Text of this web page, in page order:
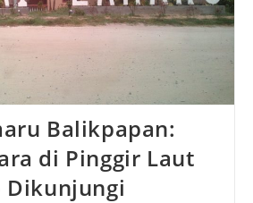
Balikpapan:
di Pinggir Laut
Dikunjungi